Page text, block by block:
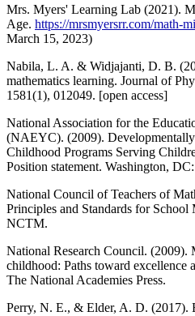
Mrs. Myers' Learning Lab (2021).
Age. https://mrsmyersrr.com/math-
March 15, 2023)
Nabila, L. A. & Widjajanti, D. B.
mathematics learning. Journal of
1581(1), 012049. [open access]
National Association for the
(NAEYC). (2009).
Childhood Programs Serving
Position statement. Washington,
National Council of Teachers of
Principles and Standards for School
NCTM.
National Research Council. (2009).
childhood: Paths toward excellence
The National Academies Press.
Perry, N. E., & Elder, A. D. (2017).